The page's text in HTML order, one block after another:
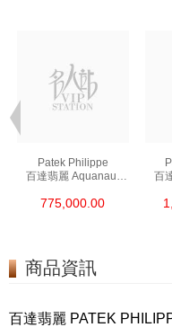
Patek Philippe
百達翡麗 Aquanaut
775,000.00
百
商品資訊
百達翡麗 PATEK